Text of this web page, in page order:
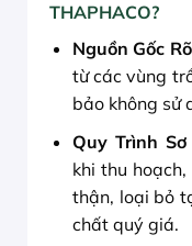
THAPHACO?
Nguồn Gốc
từ các vùng
bảo không sử
Quy Trình
khi thu hoạch,
thận, loại bỏ
chất quý giá.